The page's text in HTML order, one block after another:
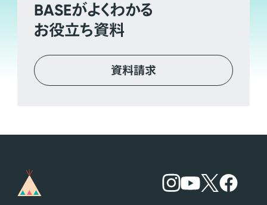
BASEがよくわかる
お役立ち資料
資料請求